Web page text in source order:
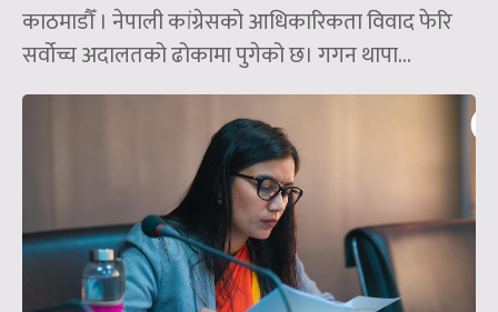
काठमाडौँ । नेपाली कांग्रेसको आधिकारिकता विवाद फेरि
सर्वोच्च अदालतको ढोकामा पुगेको छ। गगन थापा...